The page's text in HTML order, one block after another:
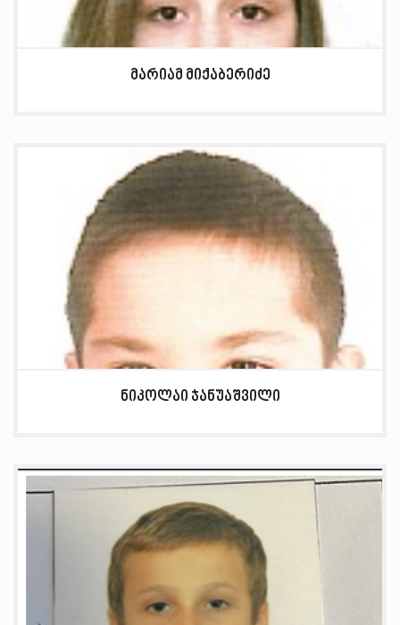
მარიამ მიქაბერიძე
ნიკოლაი ჯანუაშვილი